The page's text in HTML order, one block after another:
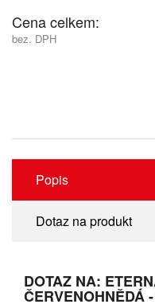
Cena celkem:
bez. DPH
Popis
Dotaz na produkt
DOTAZ NA:
ČERVENOHNĚDÁ